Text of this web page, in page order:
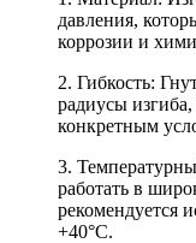
давления,
коррозии и
2. Гибкость:
радиусы изгиба,
конкретным
3.
работать в
рекомендуется
+40°C.